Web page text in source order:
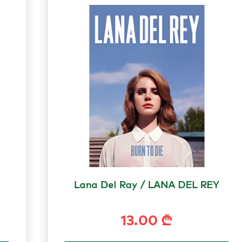
Lana Del Ray / LANA DEL REY
13.00 ₾